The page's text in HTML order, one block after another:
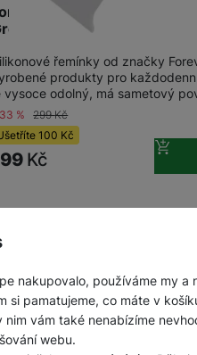
nakupovalo, používáme my
si pamatujeme, co máte v
nim vám také nenabízíme
webu.
silikon řemínek S/M
řemínky od značky
produkty pro
vysoce odolný, má sametový
% 299Kč
100 Kč
Kč